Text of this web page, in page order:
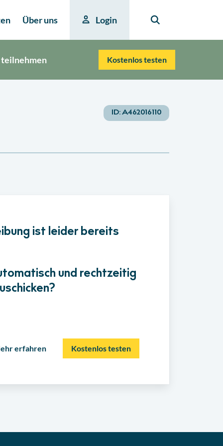
Über uns Login
teilnehmen Kostenlos testen
ID:A462016110
ist leider bereits
und rechtzeitig
erfahren Kostenlos testen